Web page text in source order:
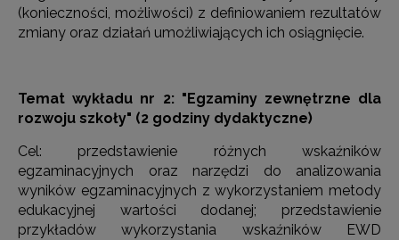
(konieczności, możliwości) z definiowaniem rezultatów
zmiany oraz działań umożliwiających ich osiągnięcie.
Temat wykładu nr 2: "Egzaminy zewnętrzne dla
rozwoju szkoły" (2 godziny dydaktyczne)
Cel: przedstawienie różnych wskaźników
egzaminacyjnych oraz narzędzi do analizowania
wyników egzaminacyjnych z wykorzystaniem metody
edukacyjnej wartości dodanej; przedstawienie
przykładów wykorzystania wskaźników EWD